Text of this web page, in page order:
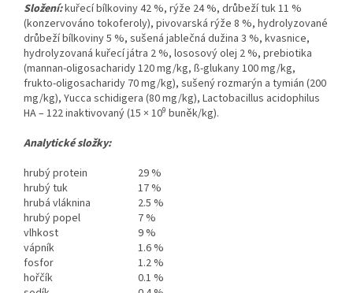
Složení:kuřecí bílkoviny 42 %, rýže 24 %, drůbeží tuk 11 %
(konzervováno tokoferoly), pivovarská rýže 8 %, hydrolyzované
drůbeží bílkoviny 5 %, sušená jablečná dužina 3 %, kvasnice,
hydrolyzovaná kuřecí játra 2 %, lososový olej 2 %, prebiotika
(mannan-oligosacharidy 120 mg/kg, ß-glukany 100 mg/kg,
frukto-oligosacharidy 70 mg/kg), sušený rozmarýn a tymián (200
mg/kg), Yucca schidigera (80 mg/kg), Lactobacillus acidophilus
HA – 122 inaktivovaný (15 × 109 buněk/kg).
Analytické složky:
hrubý protein
29 %
hrubý tuk
17 %
hrubá vláknina
2.5 %
hrubý popel
7 %
vlhkost
9 %
vápník
1.6 %
fosfor
1.2 %
hořčík
0.1 %